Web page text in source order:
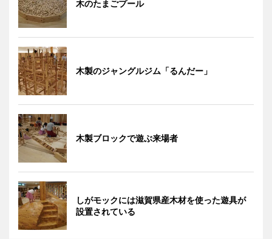
木のたまごプール
木製のジャングルジム「るんだー」
木製ブロックで遊ぶ来場者
しがモックには滋賀県産木材を使った遊具が
設置されている